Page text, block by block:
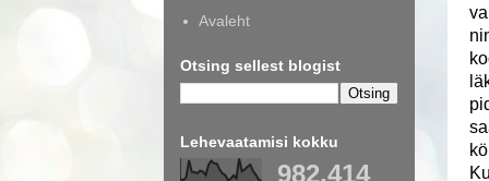
Avaleht
Otsing sellest blogist
Lehevaatamisi kokku
982,414